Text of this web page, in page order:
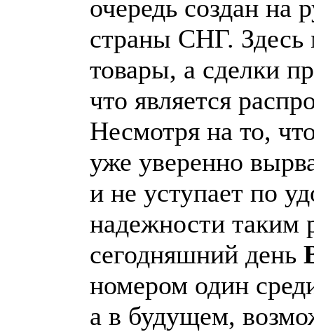
очередь создан на
страны СНГ. Здесь
товары, а сделки
что является
Несмотря на то,
уже уверенно
и не уступает по
надежности таким
сегодняшний день
номером один
а в будущем,